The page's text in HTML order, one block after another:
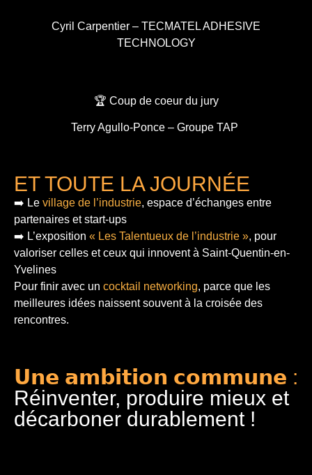
Cyril Carpentier – TECMATEL ADHESIVE
TECHNOLOGY
🏆 Coup de coeur du jury
Terry Agullo-Ponce – Groupe TAP
ET TOUTE LA JOURNÉE
➡️ Le village de l’industrie, espace d’échanges entre
partenaires et start-ups
➡️ L’exposition « Les Talentueux de l’industrie », pour
valoriser celles et ceux qui innovent à Saint-Quentin-en-
Yvelines
Pour finir avec un cocktail networking, parce que les
meilleures idées naissent souvent à la croisée des
rencontres.
𝗨𝗻𝗲 𝗮𝗺𝗯𝗶𝘁𝗶𝗼𝗻 𝗰𝗼𝗺𝗺𝘂𝗻𝗲 :
Réinventer, produire mieux et
décarboner durablement !